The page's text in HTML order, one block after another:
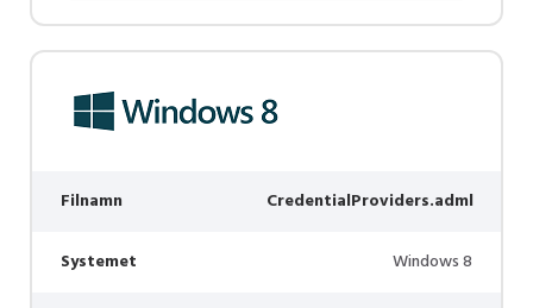
Filnamn CredentialProviders.adml
Systemet Windows 8